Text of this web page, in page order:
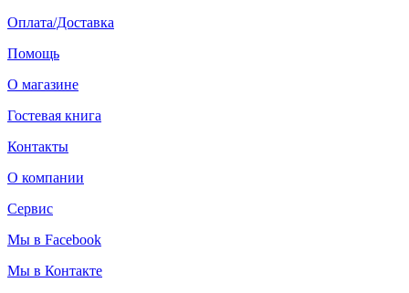
Оплата/Доставка
Помощь
О магазине
Гостевая книга
Контакты
О компании
Сервис
Мы в Facebook
Мы в Контакте